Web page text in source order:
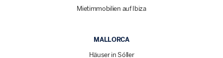
Mietimmobilien auf Ibiza
MALLORCA
Häuser in Sóller